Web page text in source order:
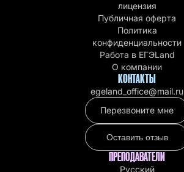
лицензия
Публичная оферта
Политика
конфиденциальности
Работа в EГЭLand
О компании
КОНТАКТЫ
egeland_office@mail.ru
Перезвоните мне
Оставить отзыв
ПРЕПОДАВАТЕЛИ
Русский